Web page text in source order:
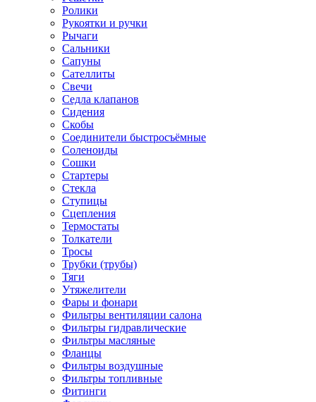
Ролики
Рукоятки и ручки
Рычаги
Сальники
Сапуны
Сателлиты
Свечи
Седла клапанов
Сидения
Скобы
Соединители быстросъёмные
Соленоиды
Сошки
Стартеры
Стекла
Ступицы
Сцепления
Термостаты
Толкатели
Тросы
Трубки (трубы)
Тяги
Утяжелители
Фары и фонари
Фильтры вентиляции салона
Фильтры гидравлические
Фильтры масляные
Фланцы
Фильтры воздушные
Фильтры топливные
Фитинги